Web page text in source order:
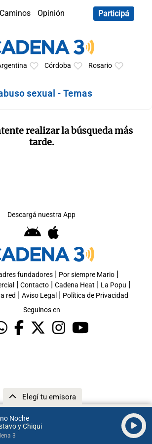
Noche
y Chiqui
3
Elegí tu emisora
Caminos
Opinión
Participá
Córdoba Rosario
sexual - Temas
realizar la búsqueda más
tarde.
Descargá nuestra App
fundadores| Por siempre Mario|
| Contacto| Cadena Heat | La Popu |
red | Aviso Legal | Política de Privacidad
Seguinos en